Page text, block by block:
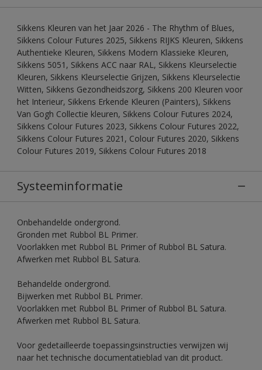
Sikkens Kleuren van het Jaar 2026 - The Rhythm of Blues,
Sikkens Colour Futures 2025, Sikkens RIJKS Kleuren, Sikkens
Authentieke Kleuren, Sikkens Modern Klassieke Kleuren,
Sikkens 5051, Sikkens ACC naar RAL, Sikkens Kleurselectie
Kleuren, Sikkens Kleurselectie Grijzen, Sikkens Kleurselectie
Witten, Sikkens Gezondheidszorg, Sikkens 200 Kleuren voor
het Interieur, Sikkens Erkende Kleuren (Painters), Sikkens
Van Gogh Collectie kleuren, Sikkens Colour Futures 2024,
Sikkens Colour Futures 2023, Sikkens Colour Futures 2022,
Sikkens Colour Futures 2021, Colour Futures 2020, Sikkens
Colour Futures 2019, Sikkens Colour Futures 2018
Systeeminformatie
Onbehandelde ondergrond.
Gronden met Rubbol BL Primer.
Voorlakken met Rubbol BL Primer of Rubbol BL Satura.
Afwerken met Rubbol BL Satura.
Behandelde ondergrond.
Bijwerken met Rubbol BL Primer.
Voorlakken met Rubbol BL Primer of Rubbol BL Satura.
Afwerken met Rubbol BL Satura.
Voor gedetailleerde toepassingsinstructies verwijzen wij
naar het technische documentatieblad van dit product.